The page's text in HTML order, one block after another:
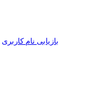
بازیابی نام کاربری